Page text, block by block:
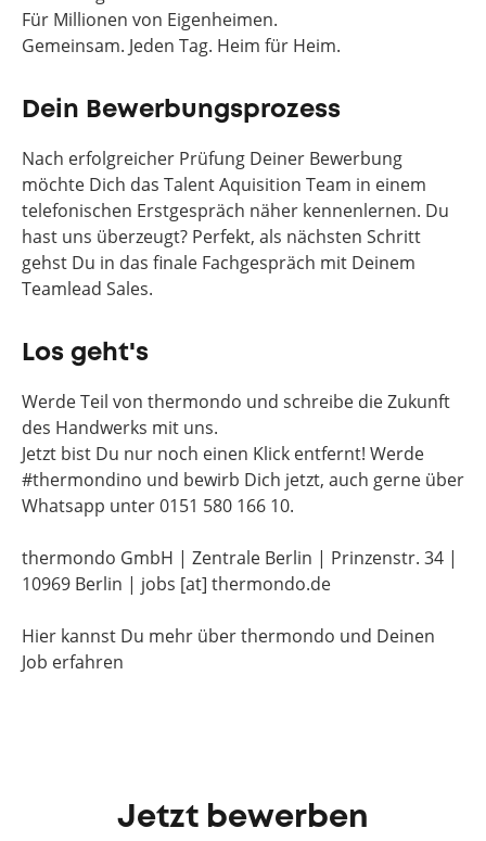
Für Millionen von Eigenheimen.
Gemeinsam. Jeden Tag. Heim für Heim.
Dein Bewerbungsprozess
Nach erfolgreicher Prüfung Deiner Bewerbung
möchte Dich das Talent Aquisition Team in einem
telefonischen Erstgespräch näher kennenlernen. Du
hast uns überzeugt? Perfekt, als nächsten Schritt
gehst Du in das finale Fachgespräch mit Deinem
Teamlead Sales.
Los geht's
Werde Teil von thermondo und schreibe die Zukunft
des Handwerks mit uns.
Jetzt bist Du nur noch einen Klick entfernt! Werde
#thermondino und bewirb Dich jetzt, auch gerne über
Whatsapp unter 0151 580 166 10.
thermondo GmbH | Zentrale Berlin | Prinzenstr. 34 |
10969 Berlin | jobs [at] thermondo.de
Hier kannst Du mehr über thermondo und Deinen
Job erfahren
Jetzt bewerben